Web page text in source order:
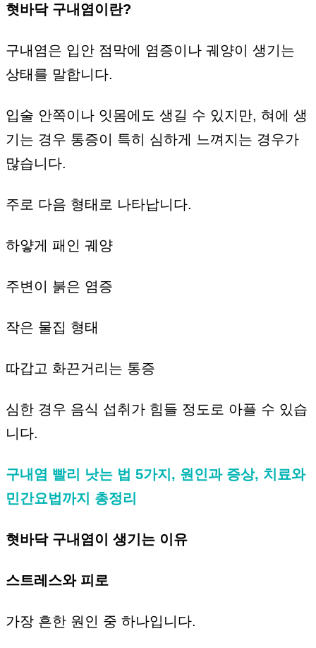
혓바닥 구내염이란?
구내염은 입안 점막에 염증이나 궤양이 생기는
상태를 말합니다.
입술 안쪽이나 잇몸에도 생길 수 있지만, 혀에 생
기는 경우 통증이 특히 심하게 느껴지는 경우가
많습니다.
주로 다음 형태로 나타납니다.
하얗게 패인 궤양
주변이 붉은 염증
작은 물집 형태
따갑고 화끈거리는 통증
심한 경우 음식 섭취가 힘들 정도로 아플 수 있습
니다.
구내염 빨리 낫는 법 5가지, 원인과 증상, 치료와
민간요법까지 총정리
혓바닥 구내염이 생기는 이유
스트레스와 피로
가장 흔한 원인 중 하나입니다.